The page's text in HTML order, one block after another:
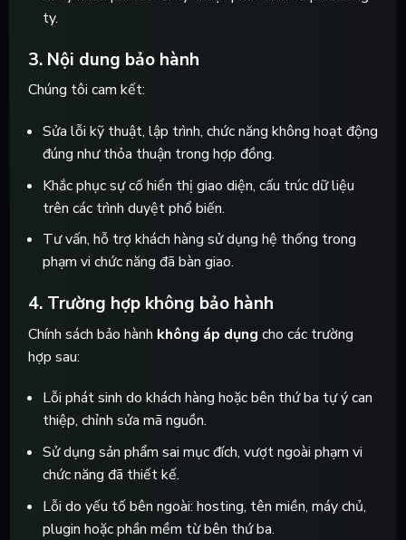
ty.
3. Nội dung bảo hành
Chúng tôi cam kết:
Sửa lỗi kỹ thuật, lập trình, chức năng không hoạt động
đúng như thỏa thuận trong hợp đồng.
Khắc phục sự cố hiển thị giao diện, cấu trúc dữ liệu
trên các trình duyệt phổ biến.
Tư vấn, hỗ trợ khách hàng sử dụng hệ thống trong
phạm vi chức năng đã bàn giao.
4. Trường hợp không bảo hành
Chính sách bảo hành không áp dụng cho các trường
hợp sau:
Lỗi phát sinh do khách hàng hoặc bên thứ ba tự ý can
thiệp, chỉnh sửa mã nguồn.
Sử dụng sản phẩm sai mục đích, vượt ngoài phạm vi
chức năng đã thiết kế.
Lỗi do yếu tố bên ngoài: hosting, tên miền, máy chủ,
plugin hoặc phần mềm từ bên thứ ba.